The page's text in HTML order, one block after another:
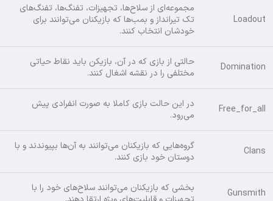
Loadout
مجموعه‌ای از سلاح‌ها، تجهیزات، تفنگ‌ها، تفنگ‌های
تک تیرانداز و بمب‌ها که بازیکنان می‌توانند برای
خودشان انتخاب کنند.
Domination
حالتی از بازی که در آن، بازیکن باید نقاط حیاتی
مختلفی را در نقشه اشغال کنند.
Free_for_all
در این حالت بازی کاملا به صورت انفرادی پیش
می‌رود.
Clans
گروه‌هایی که بازیکنان می‌توانند به آن‌ها بپیوندند و با
دوستان خود بازی کنند.
Gunsmith
بخشی که بازیکنان می‌توانند سلاح‌های خود را با